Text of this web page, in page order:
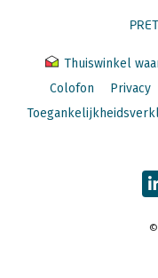
Thuiswinkel
Colofon
Privacy
©